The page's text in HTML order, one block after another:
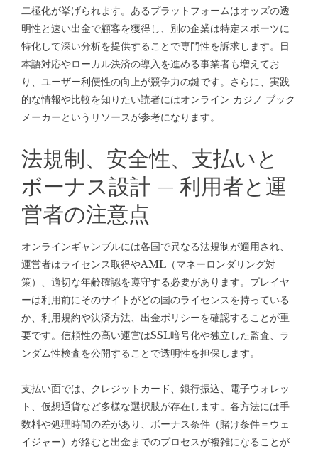
二極化が挙げられます。あるプラットフォームはオッズの透
明性と速い出金で顧客を獲得し、別の企業は特定スポーツに
特化して深い分析を提供することで専門性を訴求します。日
本語対応やローカル決済の導入を進める事業者も増えてお
り、ユーザー利便性の向上が競争力の鍵です。さらに、実践
的な情報や比較を知りたい読者にはオンライン カジノ ブック
メーカーというリソースが参考になります。
法規制、安全性、支払いと
ボーナス設計 — 利用者と運
営者の注意点
オンラインギャンブルには各国で異なる法規制が適用され、
運営者はライセンス取得やAML（マネーロンダリング対
策）、適切な年齢確認を遵守する必要があります。プレイヤ
ーは利用前にそのサイトがどの国のライセンスを持っている
か、利用規約や決済方法、出金ポリシーを確認することが重
要です。信頼性の高い運営はSSL暗号化や独立した監査、ラ
ンダム性検査を公開することで透明性を担保します。
支払い面では、クレジットカード、銀行振込、電子ウォレッ
ト、仮想通貨など多様な選択肢が存在します。各方法には手
数料や処理時間の差があり、ボーナス条件（賭け条件＝ウェ
イジャー）が絡むと出金までのプロセスが複雑になることが